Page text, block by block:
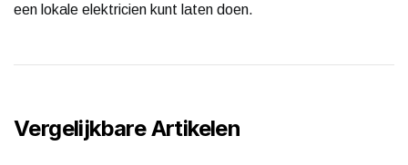
een lokale elektricien kunt laten doen.
Vergelijkbare Artikelen